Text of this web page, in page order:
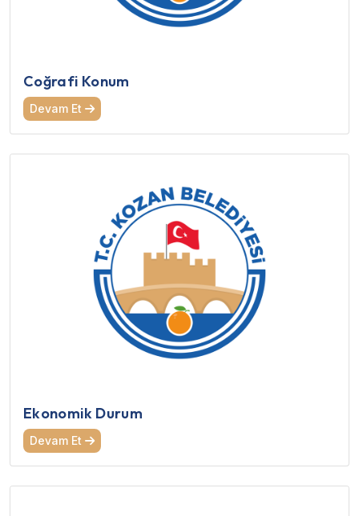
Coğrafi Konum
Devam Et
Ekonomik Durum
Devam Et